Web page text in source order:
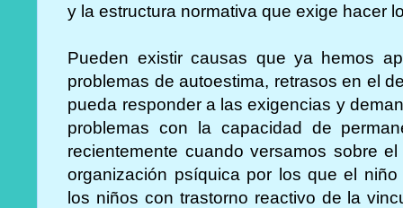
y la estructura normativa que exige hacer
Pueden existir causas que ya hemos
problemas de autoestima, retrasos en el
pueda responder a las exigencias y
problemas con la capacidad de
recientemente cuando versamos sobre
organización psíquica por los que el
los niños con trastorno reactivo de la